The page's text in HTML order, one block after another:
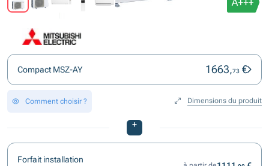
Compact MSZ-AY 1663,73 €
Comment choisir ? Dimensions du produit
+
Forfait installation